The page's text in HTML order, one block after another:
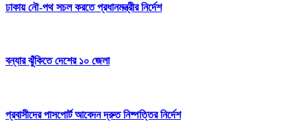
ঢাকায় নৌ-পথ সচল করতে প্রধানমন্ত্রীর নির্দেশ
বন্যার ঝুঁকিতে দেশের ১০ জেলা
প্রবাসীদের পাসপোর্ট আবেদন দ্রুত নিষ্পত্তির নির্দেশ